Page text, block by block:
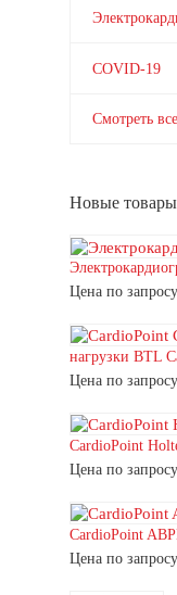
COVID-19
Смотреть все
Новые товары
Цена по запросу
нагрузки BTL
Цена по запросу
CardioPoint
Цена по запросу
CardioPoint
Цена по запросу